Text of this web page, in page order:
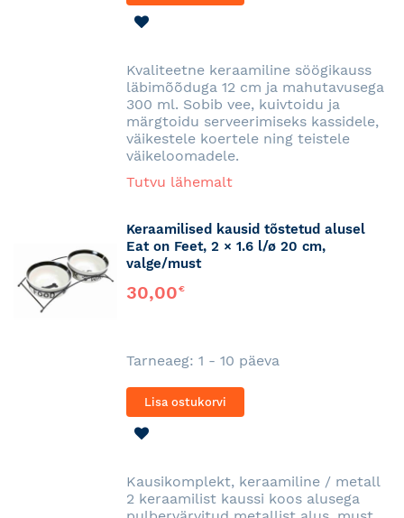
Kvaliteetne keraamiline söögikauss
läbimõõduga 12 cm ja mahutavusega
300 ml. Sobib vee, kuivtoidu ja
märgtoidu serveerimiseks kassidele,
väikestele koertele ning teistele
väikeloomadele.
Tutvu lähemalt
Keraamilised kausid tõstetud alusel
Eat on Feet, 2 × 1.6 l/ø 20 cm,
valge/must
30,00€
Tarneaeg: 1 - 10 päeva
Lisa ostukorvi
Kausikomplekt, keraamiline / metall
2 keraamilist kaussi koos alusega